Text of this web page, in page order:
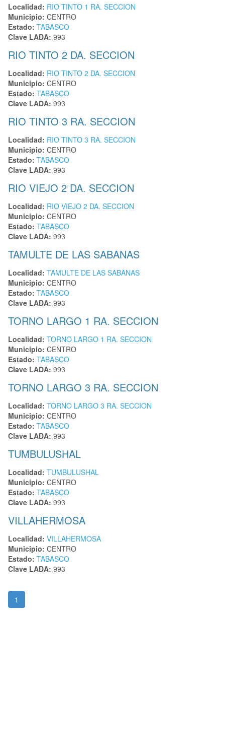
Localidad: RIO TINTO 1 RA. SECCION
Municipio: CENTRO
Estado: TABASCO
Clave LADA: 993
RIO TINTO 2 DA. SECCION
Localidad: RIO TINTO 2 DA. SECCION
Municipio: CENTRO
Estado: TABASCO
Clave LADA: 993
RIO TINTO 3 RA. SECCION
Localidad: RIO TINTO 3 RA. SECCION
Municipio: CENTRO
Estado: TABASCO
Clave LADA: 993
RIO VIEJO 2 DA. SECCION
Localidad: RIO VIEJO 2 DA. SECCION
Municipio: CENTRO
Estado: TABASCO
Clave LADA: 993
TAMULTE DE LAS SABANAS
Localidad: TAMULTE DE LAS SABANAS
Municipio: CENTRO
Estado: TABASCO
Clave LADA: 993
TORNO LARGO 1 RA. SECCION
Localidad: TORNO LARGO 1 RA. SECCION
Municipio: CENTRO
Estado: TABASCO
Clave LADA: 993
TORNO LARGO 3 RA. SECCION
Localidad: TORNO LARGO 3 RA. SECCION
Municipio: CENTRO
Estado: TABASCO
Clave LADA: 993
TUMBULUSHAL
Localidad: TUMBULUSHAL
Municipio: CENTRO
Estado: TABASCO
Clave LADA: 993
VILLAHERMOSA
Localidad: VILLAHERMOSA
Municipio: CENTRO
Estado: TABASCO
Clave LADA: 993
1